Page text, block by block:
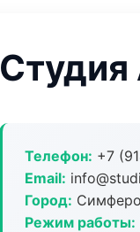
Студия
Телефон: +7
Email:
Город:
Режим работы: